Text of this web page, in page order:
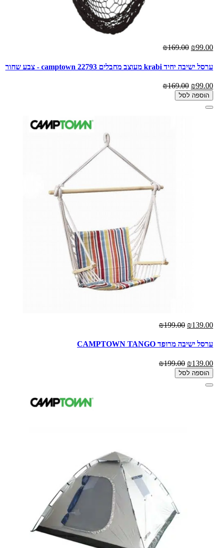
₪99.00
₪169.00
ערסל ישיבה יחיד krabi מעוצב מחבלים camptown 22793 - צבע שחור
₪99.00
₪169.00
הוספה לסל
₪139.00
₪199.00
ערסל ישיבה מרופד CAMPTOWN TANGO
₪139.00
₪199.00
הוספה לסל